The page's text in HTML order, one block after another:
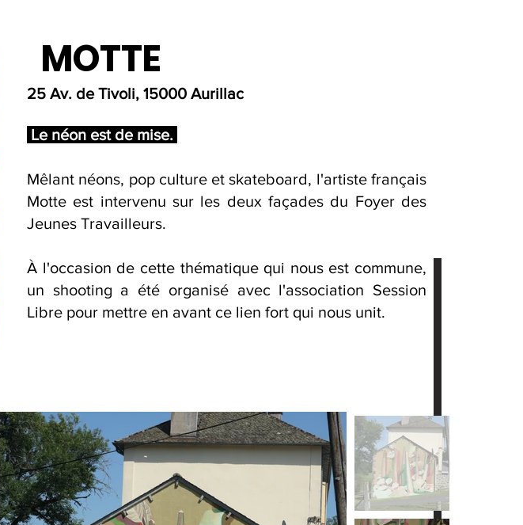
MOTTE
25 Av. de Tivoli, 15000 Aurillac
Le néon est de mise.
Mêlant néons, pop culture et skateboard, l'artiste français
Motte est intervenu sur les deux façades du Foyer des
Jeunes Travailleurs.
À l'occasion de cette thématique qui nous est commune,
un shooting a été organisé avec l'association Session
Libre pour mettre en avant ce lien fort qui nous unit.